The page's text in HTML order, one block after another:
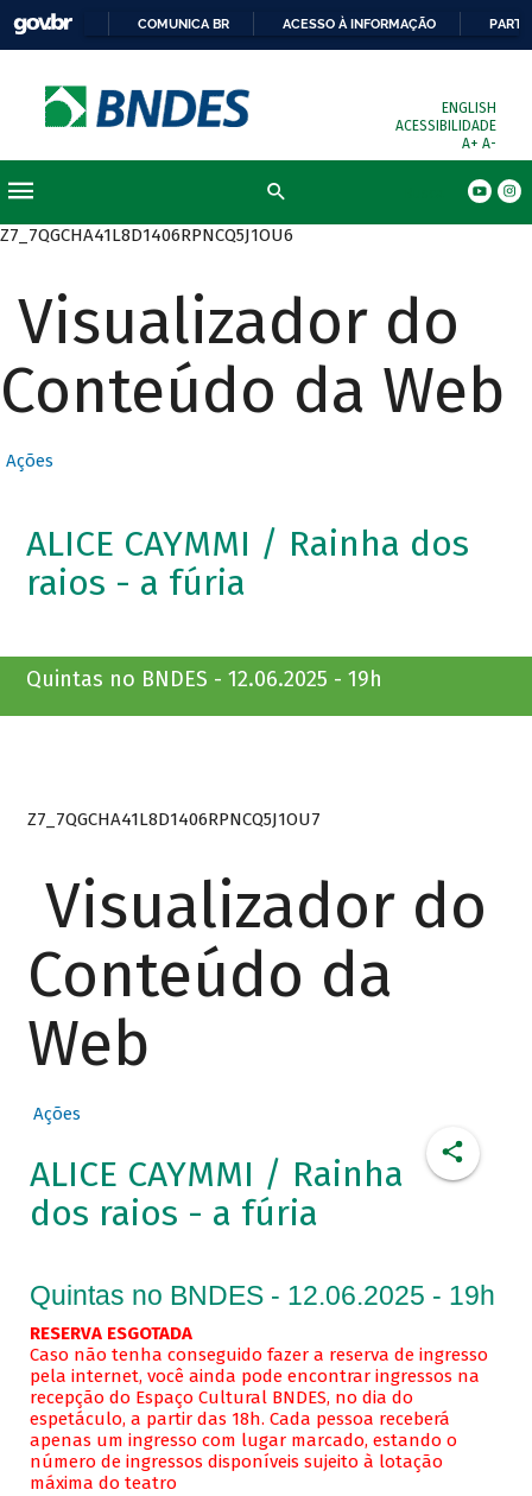
COMUNICA BR ACESSO À INFORMAÇÃO
ENGLISH
ACESSIBILIDADE
A+ A-
Z7_7QGCHA41L8D1406RPNCQ5J1OU6
Visualizador do
Conteúdo da Web
Ações
ALICE CAYMMI / Rainha dos
raios - a fúria
Quintas no BNDES - 12.06.2025 - 19h
Z7_7QGCHA41L8D1406RPNCQ5J1OU7
Visualizador do
Conteúdo da
Web
Ações
ALICE CAYMMI / Rainha
dos raios - a fúria
Quintas no BNDES - 12.06.2025 - 19h
RESERVA ESGOTADA
Caso não tenha conseguido fazer a reserva de ingresso
pela internet, você ainda pode encontrar ingressos na
recepção do Espaço Cultural BNDES, no dia do
espetáculo, a partir das 18h. Cada pessoa receberá
apenas um ingresso com lugar marcado, estando o
número de ingressos disponíveis sujeito à lotação
máxima do teatro